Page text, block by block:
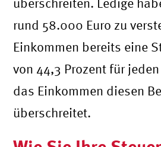
überschreiten. Ledige
rund 58.000 Euro zu
Einkommen bereits eine
von 44,3 Prozent für
das Einkommen diesen
überschreitet.